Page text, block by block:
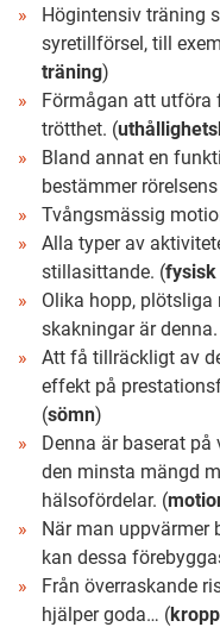
Högintensiv träning
syretillförsel, till
träning)
Förmågan att utföra
trötthet. (
Bland annat en
bestämmer
Tvångsmässig
Alla typer av
stillasittande. (
Olika hopp,
skakningar är
Att få tillräckligt av
effekt på
(sömn)
Denna är baserat
den minsta mängd
hälsofördelar. (
När man uppvärmer
kan dessa
Från överraskande
hjälper goda… (